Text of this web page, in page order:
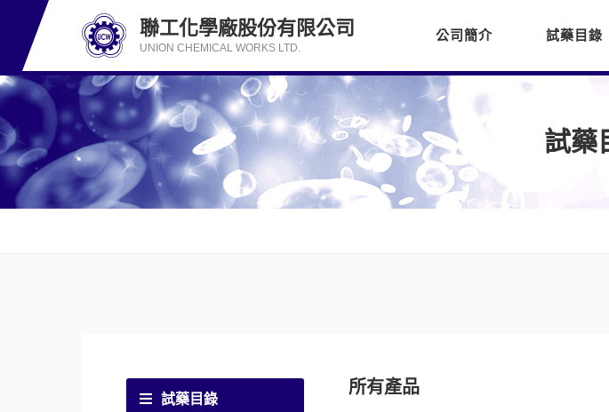
試藥
試藥目錄
所有產品
聯工化學廠股份有限公司
UNION CHEMICAL WORKS LTD.
公司簡介 試藥目錄